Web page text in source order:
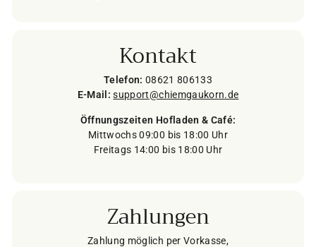
Kontakt
Telefon: 08621 806133
E-Mail: support@chiemgaukorn.de
Öffnungszeiten Hofladen & Café:
Mittwochs 09:00 bis 18:00 Uhr
Freitags 14:00 bis 18:00 Uhr
Zahlungen
Zahlung möglich per Vorkasse,